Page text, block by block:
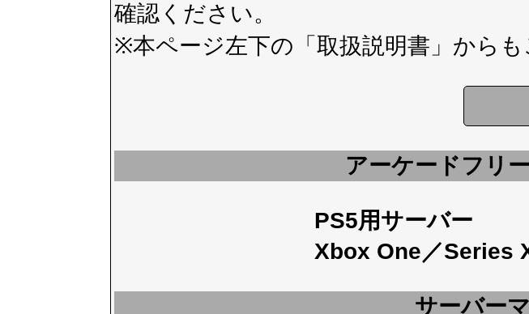
確認ください。
※本ページ左下の 「取扱説明書」 からも
アーケードフリ
PS5用サーバー
Xbox One／Series
サーバー